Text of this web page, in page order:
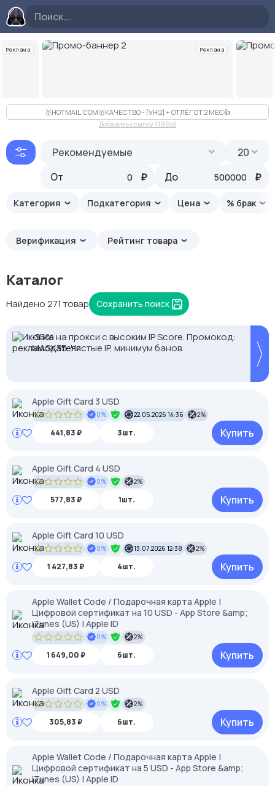
Реклама Реклама
Слайд 2 из 10
🥇HOTMAIL.COM🥇КАЧЕСТВО - [VHQ] + ОТЛЁГ ОТ 2 МЕС👍
Добавить ссылку (199p)
Рекомендуемые
От
₽ До ₽
20
Категория Подкатегория Цена % брак
Верификация Рейтинг товара
Каталог
Найдено 271 товар Сохранить поиск
Proxys.io - лучшие прокси 💚 Подберём под ваши
задачи 🚀 Промокод Store - 20% на всё!
-35% на прокси с высоким IP Score. Промокод:
MASK35. Чистые IP, минимум банов.
Apple Gift Card 3 USD
0% 22.05.2026 14:36 2%
441,83 ₽ 3шт. Купить
Apple Gift Card 4 USD
0% 2%
577,83 ₽ 1шт. Купить
Apple Gift Card 10 USD
0% 13.07.2026 12:38 2%
1 427,83 ₽ 4шт. Купить
Apple Wallet Code / Подарочная карта Apple |
Цифровой сертификат на 10 USD - App Store &amp;
iTunes (US) | Apple ID
0% 2%
1 649,00 ₽ 6шт. Купить
Apple Gift Card 2 USD
0% 2%
305,83 ₽ 6шт. Купить
Apple Wallet Code / Подарочная карта Apple |
Цифровой сертификат на 5 USD - App Store &amp;
iTunes (US) | Apple ID